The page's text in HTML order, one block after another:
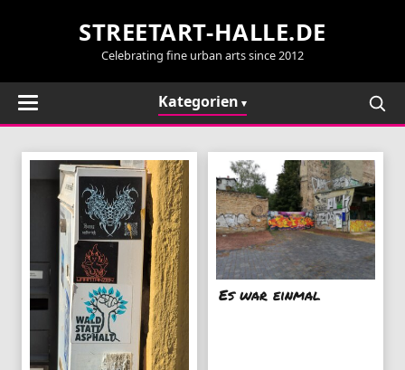
STREETART-HALLE.DE
Celebrating fine urban arts since 2012
Kategorien
Es war einmal